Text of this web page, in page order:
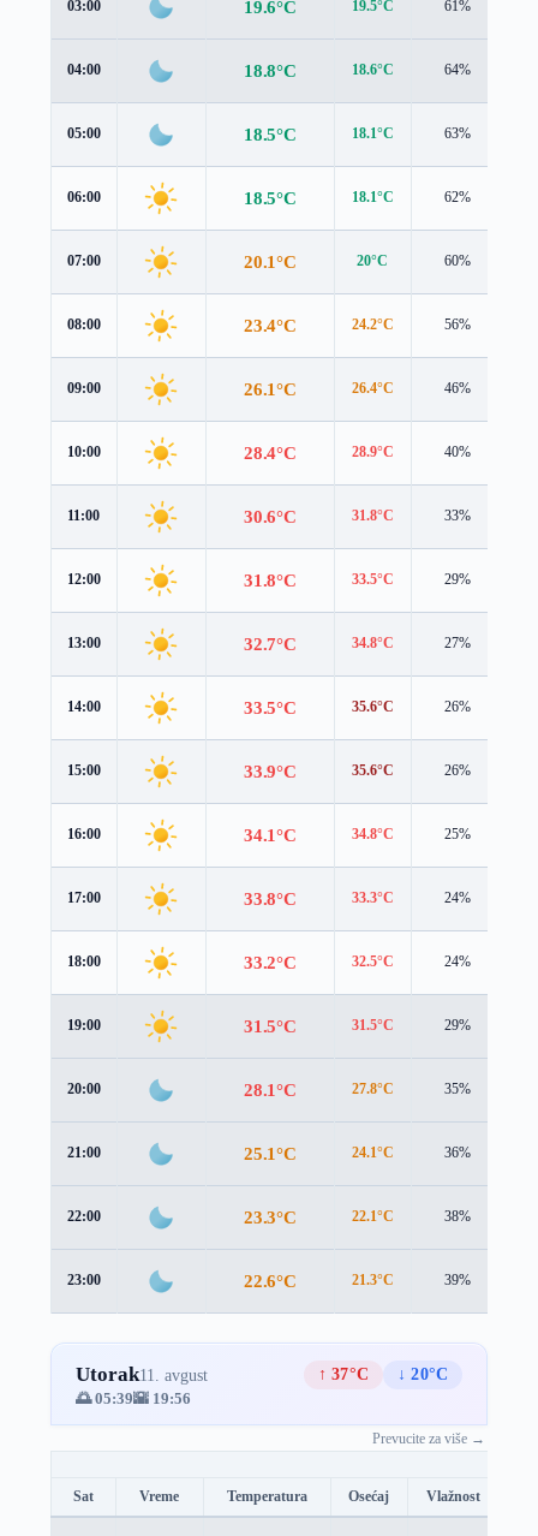
03:00 19.6°C 19.5°C 61%
04:00 18.8°C 18.6°C 64%
05:00 18.5°C 18.1°C 63%
06:00 18.5°C 18.1°C 62%
07:00 20.1°C 20°C 60%
08:00 23.4°C 24.2°C 56%
09:00 26.1°C 26.4°C 46%
10:00 28.4°C 28.9°C 40%
11:00 30.6°C 31.8°C 33%
12:00 31.8°C 33.5°C 29%
13:00 32.7°C 34.8°C 27%
14:00 33.5°C 35.6°C 26%
15:00 33.9°C 35.6°C 26%
16:00 34.1°C 34.8°C 25%
17:00 33.8°C 33.3°C 24%
18:00 33.2°C 32.5°C 24%
19:00 31.5°C 31.5°C 29%
20:00 28.1°C 27.8°C 35%
21:00 25.1°C 24.1°C 36%
22:00 23.3°C 22.1°C 38%
23:00 22.6°C 21.3°C 39%
Utorak11. avgust ↑ 37°C
↓ 20°C
🌅 05:39🌇 19:56
Prevucite za više →
Sat Vreme Temperatura Osećaj Vlažnost